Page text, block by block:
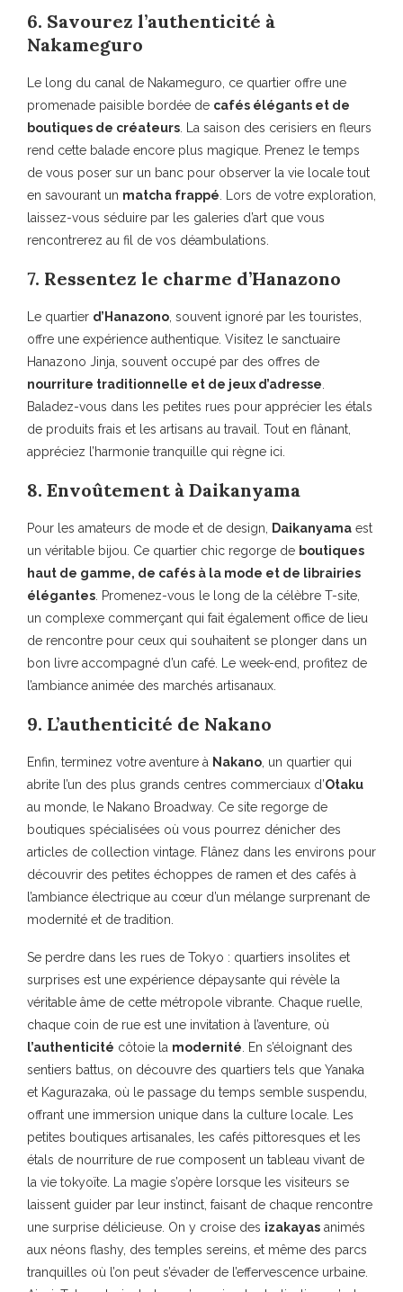
6. Savourez l’authenticité à
Nakameguro
Le long du canal de Nakameguro, ce quartier offre une
promenade paisible bordée de cafés élégants et de
boutiques de créateurs. La saison des cerisiers en fleurs
rend cette balade encore plus magique. Prenez le temps
de vous poser sur un banc pour observer la vie locale tout
en savourant un matcha frappé. Lors de votre exploration,
laissez-vous séduire par les galeries d’art que vous
rencontrerez au fil de vos déambulations.
7. Ressentez le charme d’Hanazono
Le quartier d’Hanazono, souvent ignoré par les touristes,
offre une expérience authentique. Visitez le sanctuaire
Hanazono Jinja, souvent occupé par des offres de
nourriture traditionnelle et de jeux d’adresse.
Baladez-vous dans les petites rues pour apprécier les étals
de produits frais et les artisans au travail. Tout en flânant,
appréciez l’harmonie tranquille qui règne ici.
8. Envoûtement à Daikanyama
Pour les amateurs de mode et de design, Daikanyama est
un véritable bijou. Ce quartier chic regorge de boutiques
haut de gamme, de cafés à la mode et de librairies
élégantes. Promenez-vous le long de la célèbre T-site,
un complexe commerçant qui fait également office de lieu
de rencontre pour ceux qui souhaitent se plonger dans un
bon livre accompagné d’un café. Le week-end, profitez de
l’ambiance animée des marchés artisanaux.
9. L’authenticité de Nakano
Enfin, terminez votre aventure à Nakano, un quartier qui
abrite l’un des plus grands centres commerciaux d’Otaku
au monde, le Nakano Broadway. Ce site regorge de
boutiques spécialisées où vous pourrez dénicher des
articles de collection vintage. Flânez dans les environs pour
découvrir des petites échoppes de ramen et des cafés à
l’ambiance électrique au cœur d’un mélange surprenant de
modernité et de tradition.
Se perdre dans les rues de Tokyo : quartiers insolites et
surprises est une expérience dépaysante qui révèle la
véritable âme de cette métropole vibrante. Chaque ruelle,
chaque coin de rue est une invitation à l’aventure, où
l’authenticité côtoie la modernité. En s’éloignant des
sentiers battus, on découvre des quartiers tels que Yanaka
et Kagurazaka, où le passage du temps semble suspendu,
offrant une immersion unique dans la culture locale. Les
petites boutiques artisanales, les cafés pittoresques et les
étals de nourriture de rue composent un tableau vivant de
la vie tokyoïte. La magie s’opère lorsque les visiteurs se
laissent guider par leur instinct, faisant de chaque rencontre
une surprise délicieuse. On y croise des izakayas animés
aux néons flashy, des temples sereins, et même des parcs
tranquilles où l’on peut s’évader de l’effervescence urbaine.